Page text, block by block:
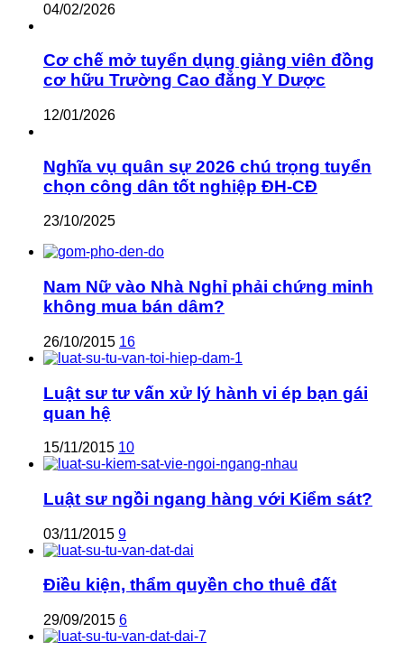
04/02/2026
Cơ chế mở tuyển dụng giảng viên đồng
cơ hữu Trường Cao đẳng Y Dược
12/01/2026
Nghĩa vụ quân sự 2026 chú trọng tuyển
chọn công dân tốt nghiệp ĐH-CĐ
23/10/2025
Nam Nữ vào Nhà Nghỉ phải chứng minh
không mua bán dâm?
26/10/2015 16
Luật sư tư vấn xử lý hành vi ép bạn gái
quan hệ
15/11/2015 10
Luật sư ngồi ngang hàng với Kiểm sát?
03/11/2015 9
Điều kiện, thẩm quyền cho thuê đất
29/09/2015 6